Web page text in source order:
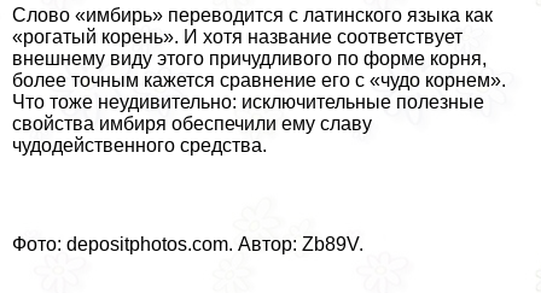
Слово «имбирь» переводится с латинского языка как
«рогатый корень». И хотя название соответствует
внешнему виду этого причудливого по форме корня,
более точным кажется сравнение его с «чудо корнем».
Что тоже неудивительно: исключительные полезные
свойства имбиря обеспечили ему славу
чудодейственного средства.
Фото: depositphotos.com. Автор: Zb89V.